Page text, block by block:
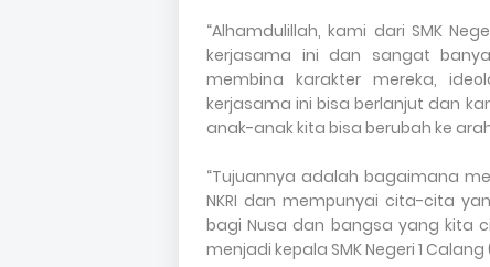
“Alhamdulillah, kami dari SMK
kerjasama ini dan sangat
membina karakter mereka,
kerjasama ini bisa berlanjut dan
anak-anak kita bisa berubah ke
“Tujuannya adalah bagaimana
NKRI dan mempunyai cita-cita
bagi Nusa dan bangsa yang kita
menjadi kepala SMK Negeri 1